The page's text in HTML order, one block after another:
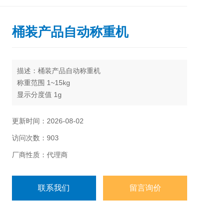
桶装产品自动称重机
描述：桶装产品自动称重机
称重范围 1~15kg
显示分度值 1g
皮带速度 45~68米/分钟
50~500mm
更新时间：2026-08-02
访问次数：903
厂商性质：代理商
联系我们 留言询价